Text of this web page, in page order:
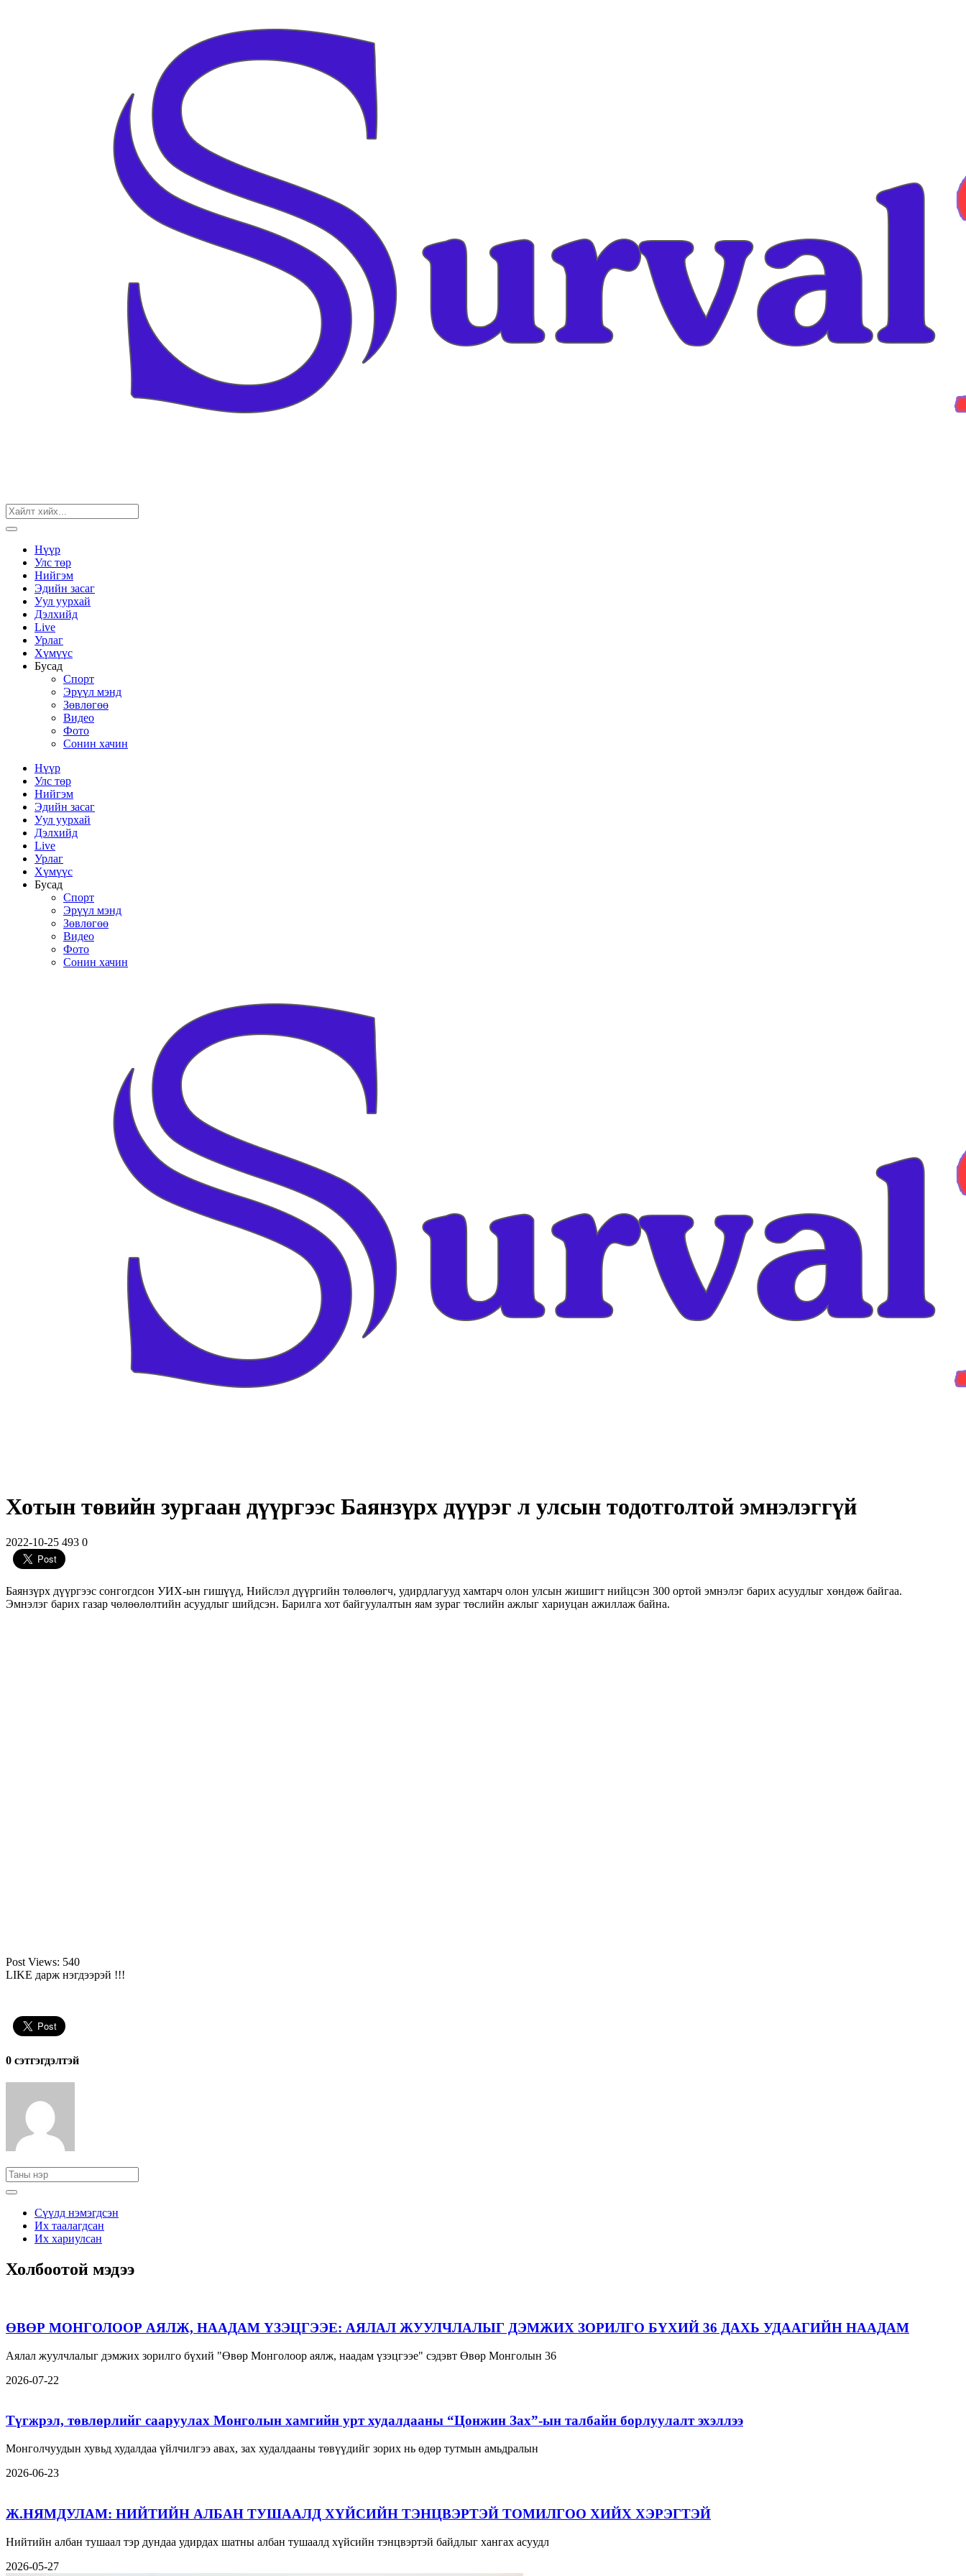
Нүүр
Улс төр
Нийгэм
Эдийн засаг
Уул уурхай
Дэлхийд
Live
Урлаг
Хүмүүс
Бусад
Спорт
Эрүүл мэнд
Зөвлөгөө
Видео
Фото
Сонин хачин
Нүүр
Улс төр
Нийгэм
Эдийн засаг
Уул уурхай
Дэлхийд
Live
Урлаг
Хүмүүс
Бусад
Спорт
Эрүүл мэнд
Зөвлөгөө
Видео
Фото
Сонин хачин
Хотын төвийн зургаан дүүргээс Баянзүрх дүүрэг л улсын тодотголтой эмнэлэггүй
2022-10-25 493 0
Баянзүрх дүүргээс сонгогдсон УИХ-ын гишүүд, Нийслэл дүүргийн төлөөлөгч, удирдлагууд хамтарч олон улсын жишигт нийцсэн 300 ортой эмнэлэг барих асуудлыг хөндөж байгаа.
Эмнэлэг барих газар чөлөөлөлтийн асуудлыг шийдсэн. Барилга хот байгуулалтын яам зураг төслийн ажлыг хариуцан ажиллаж байна.
Post Views: 540
LIKE дарж нэгдээрэй !!!
0 cэтгэгдэлтэй
Сүүлд нэмэгдсэн
Их таалагдсан
Их хариулсан
Холбоотой мэдээ
ӨВӨР МОНГОЛООР АЯЛЖ, НААДАМ ҮЗЭЦГЭЭЕ: АЯЛАЛ ЖУУЛЧЛАЛЫГ ДЭМЖИХ ЗОРИЛГО БҮХИЙ 36 ДАХЬ УДААГИЙН НААДАМ
Аялал жуулчлалыг дэмжих зорилго бүхий "Өвөр Монголоор аялж, наадам үзэцгээе" сэдэвт Өвөр Монголын 36
2026-07-22
Түгжрэл, төвлөрлийг сааруулах Монголын хамгийн урт худалдааны “Цонжин Зах”-ын талбайн борлуулалт эхэллээ
Монголчуудын хувьд худалдаа үйлчилгээ авах, зах худалдааны төвүүдийг зорих нь өдөр тутмын амьдралын
2026-06-23
Ж.НЯМДУЛАМ: НИЙТИЙН АЛБАН ТУШААЛД ХҮЙСИЙН ТЭНЦВЭРТЭЙ ТОМИЛГОО ХИЙХ ХЭРЭГТЭЙ
Нийтийн албан тушаал тэр дундаа удирдах шатны албан тушаалд хүйсийн тэнцвэртэй байдлыг хангах асуудл
2026-05-27